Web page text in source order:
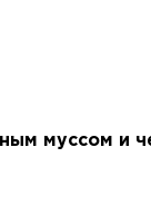
муссом и